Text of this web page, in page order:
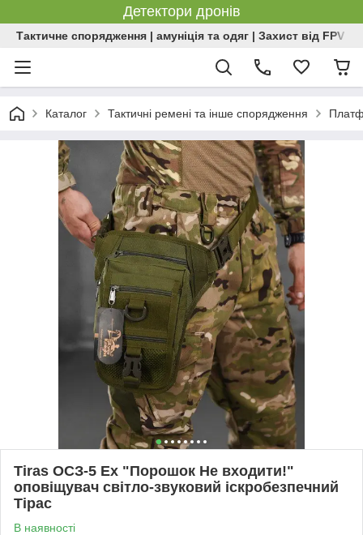
Детектори дронів
Тактичне спорядження | амуніція та одяг | Захист від FPV |
Каталог Тактичні ремені та інше спорядження
Tiras ОСЗ-5 Ех "Порошок Не входити!"
оповіщувач світло-звуковий іскробезпечний
Тірас
В наявності